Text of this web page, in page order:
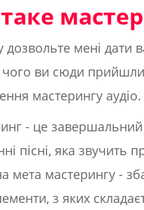
мені дати
чого ви сюди
мастерингу аудіо.
- це завершальний
пісні, яка звучить
мета мастерингу -
з яких